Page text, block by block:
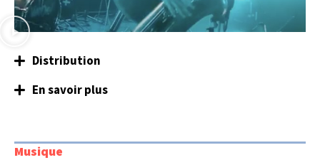
Distribution
En savoir plus
Musique